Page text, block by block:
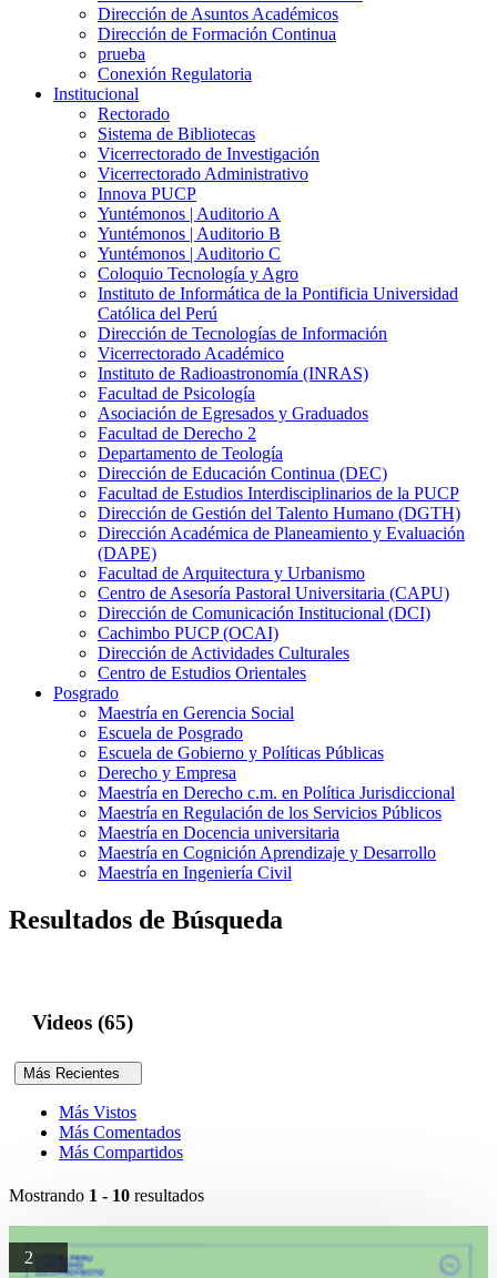
Dirección de Asuntos Académicos
Dirección de Formación Continua
prueba
Conexión Regulatoria
Institucional
Rectorado
Sistema de Bibliotecas
Vicerrectorado de Investigación
Vicerrectorado Administrativo
Innova PUCP
Yuntémonos | Auditorio A
Yuntémonos | Auditorio B
Yuntémonos | Auditorio C
Coloquio Tecnología y Agro
Instituto de Informática de la Pontificia Universidad
Católica del Perú
Dirección de Tecnologías de Información
Vicerrectorado Académico
Instituto de Radioastronomía (INRAS)
Facultad de Psicología
Asociación de Egresados y Graduados
Facultad de Derecho 2
Departamento de Teología
Dirección de Educación Continua (DEC)
Facultad de Estudios Interdisciplinarios de la PUCP
Dirección de Gestión del Talento Humano (DGTH)
Dirección Académica de Planeamiento y Evaluación
(DAPE)
Facultad de Arquitectura y Urbanismo
Centro de Asesoría Pastoral Universitaria (CAPU)
Dirección de Comunicación Institucional (DCI)
Cachimbo PUCP (OCAI)
Dirección de Actividades Culturales
Centro de Estudios Orientales
Posgrado
Maestría en Gerencia Social
Escuela de Posgrado
Escuela de Gobierno y Políticas Públicas
Derecho y Empresa
Maestría en Derecho c.m. en Política Jurisdiccional
Maestría en Regulación de los Servicios Públicos
Maestría en Docencia universitaria
Maestría en Cognición Aprendizaje y Desarrollo
Maestría en Ingeniería Civil
Resultados de Búsqueda
Videos (65)
Más Recientes
Más Vistos
Más Comentados
Más Compartidos
Mostrando 1 - 10 resultados
2